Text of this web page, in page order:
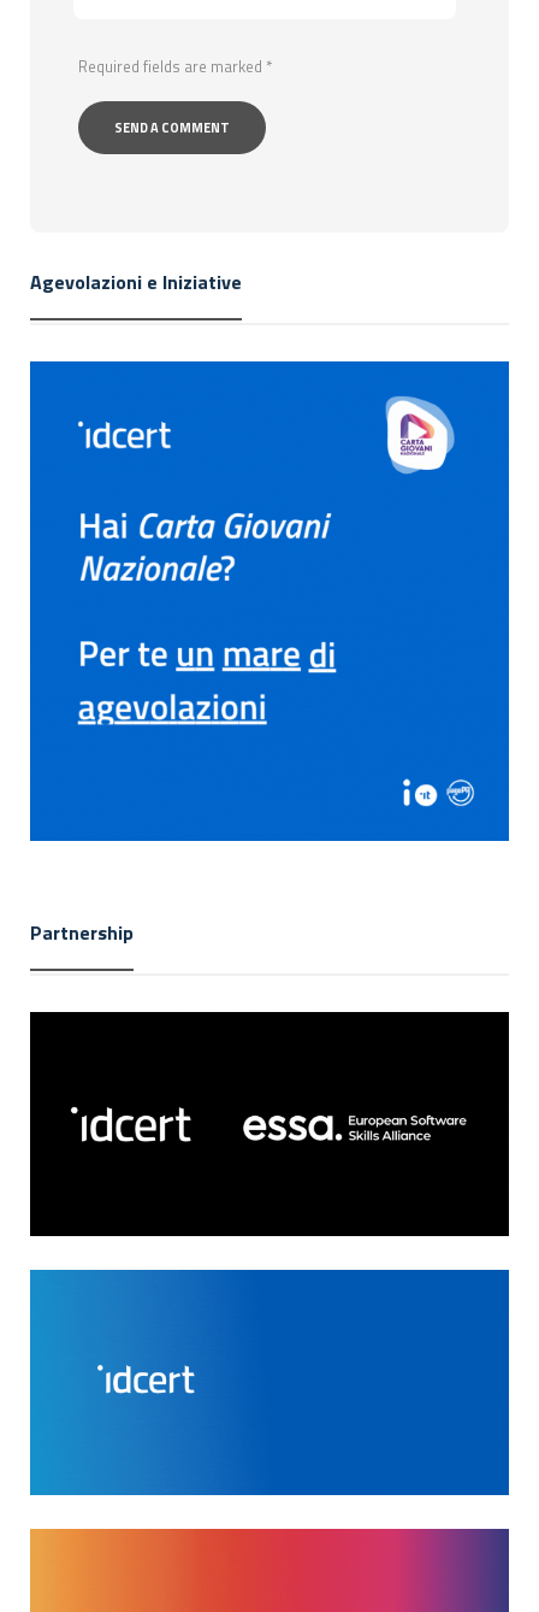
Required fields are marked *
Agevolazioni e Iniziative
Partnership